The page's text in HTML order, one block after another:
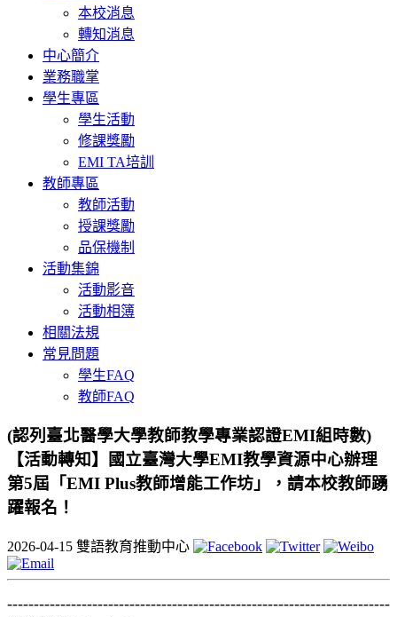
本校消息
轉知消息
中心簡介
業務職掌
學生專區
學生活動
修課獎勵
EMI TA培訓
教師專區
教師活動
授課獎勵
品保機制
活動集錦
活動影音
活動相簿
相關法規
常見問題
學生FAQ
教師FAQ
(認列臺北醫學大學教師教學專業認證EMI組時數)
【活動轉知】國立臺灣大學EMI教學資源中心辦理
第5屆「EMI Plus教師增能工作坊」，請本校教師踴
躍報名！
2026-04-15 雙語教育推動中心
------------------------------------------------------------------------